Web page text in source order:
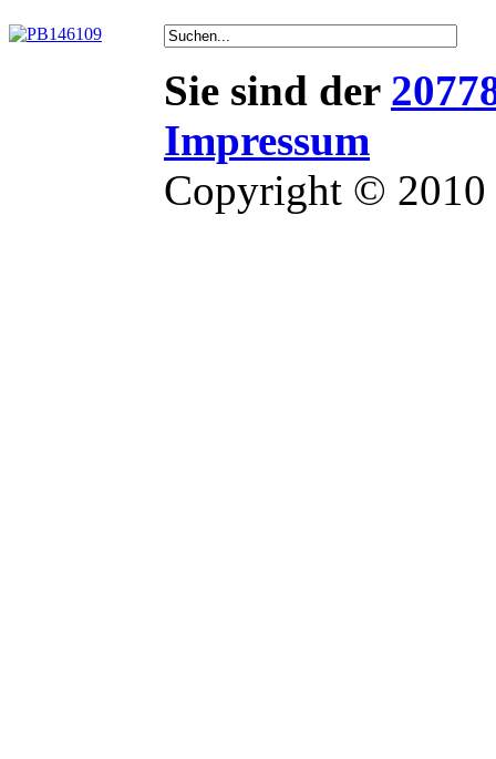
Sie sind der
Impressum
Copyright © 2010